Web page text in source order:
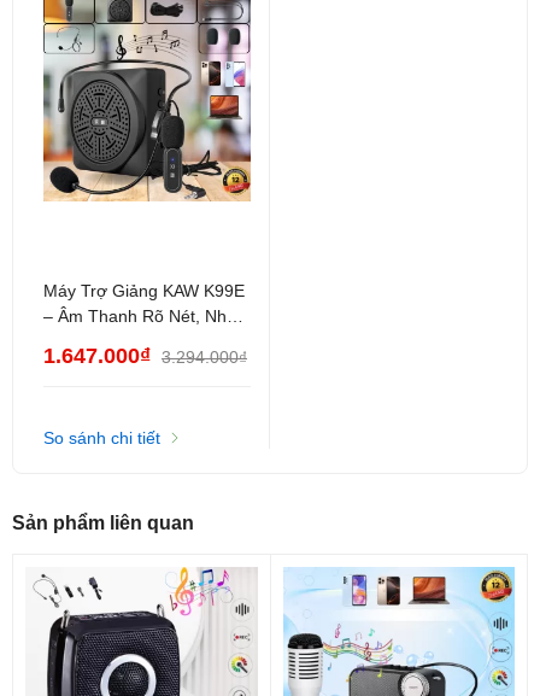
trong phạm vi cần thiết.
Máy Trợ Giảng KAW K99E
– Âm Thanh Rõ Nét, Nhỏ
Viên & Thuyết Trình
1.647.000₫ 3.294.000₫
So sánh chi tiết
Sản phẩm liên quan